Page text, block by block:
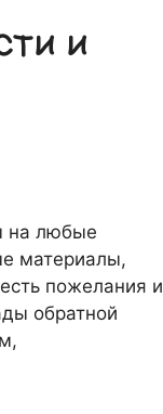
и
на любые
материалы,
пожелания и
обратной